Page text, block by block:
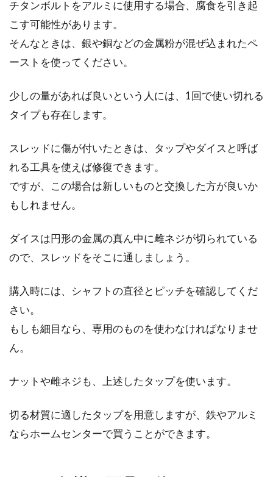
チタンボルトをアルミに使用する場合、腐食を引き起
こす可能性があります。
そんなときは、銀や銅などの金属粉が混ぜ込まれたペ
ーストを使ってください。
少しの量があれば良いという人には、1回で使い切れる
タイプも存在します。
スレッドに傷が付いたときは、タップやダイスと呼ば
れる工具を使えば修復できます。
ですが、この場合は新しいものと交換した方が良いか
もしれません。
ダイスは円形の金属の真ん中に雌ネジが切られている
ので、スレッドをそこに通しましょう。
購入時には、シャフトの直径とピッチを確認してくだ
さい。
もしも細目なら、専用のものを使わなければなりませ
ん。
ナットや雌ネジも、上述したタップを使います。
切る材質に適したタップを用意しますが、鉄やアルミ
ならホームセンターで買うことができます。